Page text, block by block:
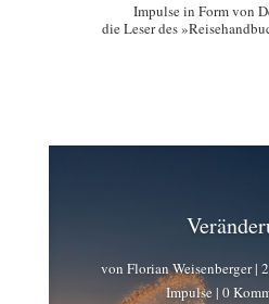
Impulse in Form von
die Leser des
vonFlorian Weisenberger|
Impulse| 0